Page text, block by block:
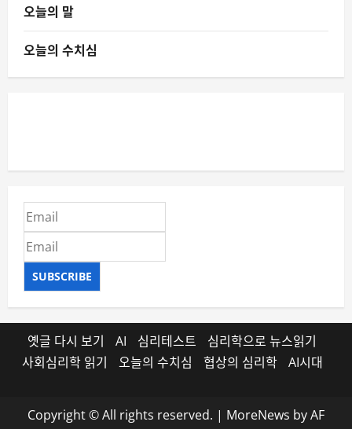
오늘의 말
오늘의 수치심
SUBSCRIBE
옛글 다시 보기 AI 심리테스트
심리학으로 뉴스읽기
사회심리학 읽기
오늘의 수치심 협상의 심리학 AI시대
Copyright © All rights reserved. | MoreNews by AF